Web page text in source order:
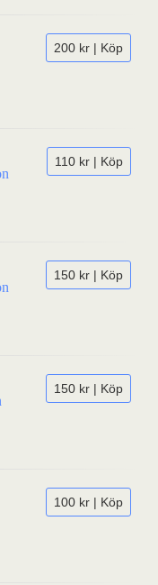
200 kr | Köp
110 kr | Köp
150 kr | Köp
150 kr | Köp
100 kr | Köp